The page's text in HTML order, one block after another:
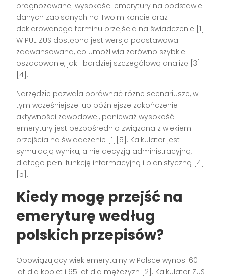
prognozowanej wysokości emerytury na podstawie
danych zapisanych na Twoim koncie oraz
deklarowanego terminu przejścia na świadczenie [1].
W PUE ZUS dostępna jest wersja podstawowa i
zaawansowana, co umożliwia zarówno szybkie
oszacowanie, jak i bardziej szczegółową analizę [3]
[4].
Narzędzie pozwala porównać różne scenariusze, w
tym wcześniejsze lub późniejsze zakończenie
aktywności zawodowej, ponieważ wysokość
emerytury jest bezpośrednio związana z wiekiem
przejścia na świadczenie [1][5]. Kalkulator jest
symulacją wyniku, a nie decyzją administracyjną,
dlatego pełni funkcję informacyjną i planistyczną [4]
[5].
Kiedy mogę przejść na
emeryturę według
polskich przepisów?
Obowiązujący wiek emerytalny w Polsce wynosi 60
lat dla kobiet i 65 lat dla mężczyzn [2]. Kalkulator ZUS